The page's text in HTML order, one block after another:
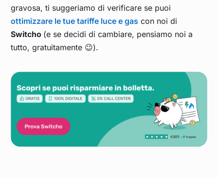
gravosa, ti suggeriamo di verificare se puoi
ottimizzare le tue tariffe luce e gas con noi di
Switcho (e se decidi di cambiare, pensiamo noi a
tutto, gratuitamente 😉).